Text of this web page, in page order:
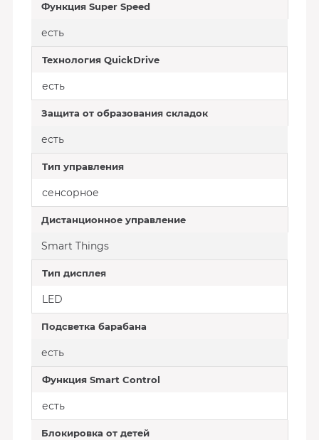
Функция Super Speed
есть
Технология QuickDrive
есть
Защита от образования складок
есть
Тип управления
сенсорное
Дистанционное управление
Smart Things
Тип дисплея
LED
Подсветка барабана
есть
Функция Smart Control
есть
Блокировка от детей